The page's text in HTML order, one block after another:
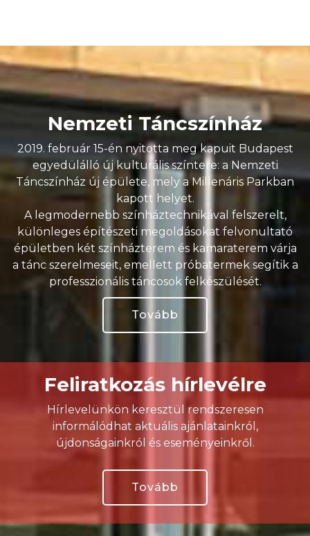
Nemzeti Táncszínház
2019. február 15-én nyitotta meg kapuit Budapest
egyedülálló új kulturális színtere: a Nemzeti
Táncszínház új épülete, mely a Millenáris Parkban
kapott helyet.
A legmodernebb színháztechnikával felszerelt,
különleges építészeti megoldásokat felvonultató
épületben két színházterem és kamaraterem várja
a tánc szerelmeseit, emellett próbatermek segítik a
professzionális táncosok felkészülését.
Tovább
Feliratkozás hírlevélre
Hírlevelünkön keresztül rendszeresen
informálódhat aktuális ajánlatainkról,
újdonságainkról és eseményeinkről.
Tovább